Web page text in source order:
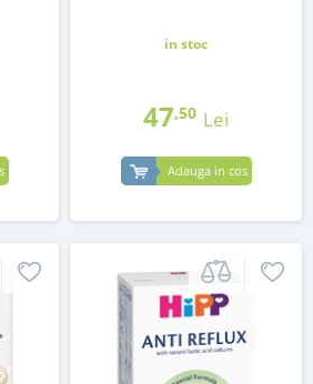
in stoc
47,50 Lei
Adauga in cos